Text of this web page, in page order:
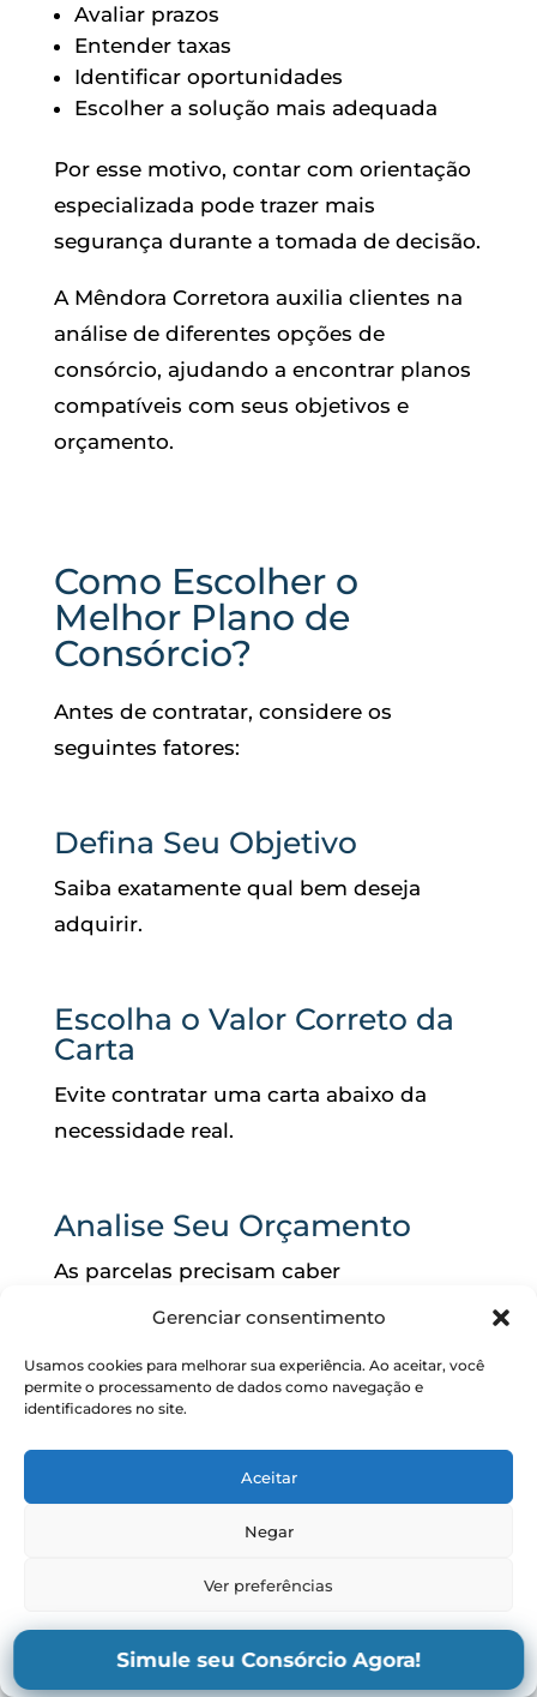
Gerenciar consentimento
Usamos cookies para melhorar sua experiência. Ao aceitar, você
permite o processamento de dados como navegação e
identificadores no site.
Aceitar
Negar
Ver preferências
de Uso – Mêndora Corretora
de Uso – Mêndora Corretora
Avaliar prazos
Entender taxas
Identificar oportunidades
Escolher a solução mais adequada
Por esse motivo, contar com orientação
especializada pode trazer mais
segurança durante a tomada de decisão.
A Mêndora Corretora auxilia clientes na
análise de diferentes opções de
consórcio, ajudando a encontrar planos
compatíveis com seus objetivos e
orçamento.
Como Escolher o
Melhor Plano de
Consórcio?
Antes de contratar, considere os
seguintes fatores:
Defina Seu Objetivo
Saiba exatamente qual bem deseja
adquirir.
Escolha o Valor Correto da
Carta
Evite contratar uma carta abaixo da
necessidade real.
Analise Seu Orçamento
As parcelas precisam caber
confortavelmente no planejamento
contemplação, é importante definir uma
estratégia desde o início.
Busque Orientação
Simule seu Consórcio Agora!